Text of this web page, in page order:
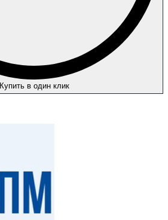
Купить в один клик